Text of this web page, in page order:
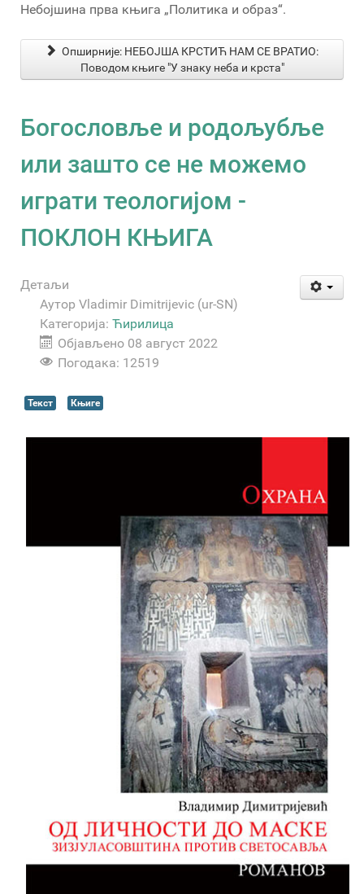
Небојшина прва књига „Политика и образ“.
Опширније: НЕБОЈША КРСТИЋ НАМ СЕ ВРАТИО:
Поводом књиге "У знаку неба и крста"
Богословље и родољубље
или зашто се не можемо
играти теологијом -
ПОКЛОН КЊИГА
Детаљи
Аутор Vladimir Dimitrijevic (ur-SN)
Категорија: Ћирилица
Објављено 08 август 2022
Погодака: 12519
Текст Књиге